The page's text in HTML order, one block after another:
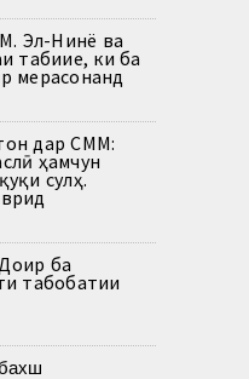
Эл-Нинё ва
табиие, ки ба
мерасонанд
дар СММ:
ҳамчун
сулҳ.
ба
табобатии